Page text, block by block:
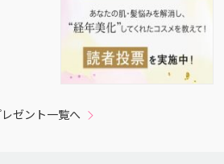
ゼント一覧へ